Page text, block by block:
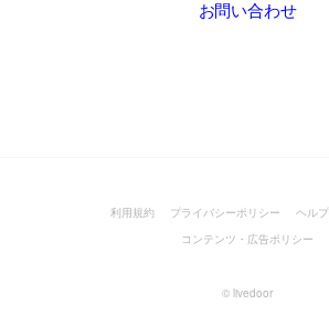
お問い合わせ
利用規約 プライバシーポリシー ヘルプ
コンテンツ・広告ポリシー
© livedoor